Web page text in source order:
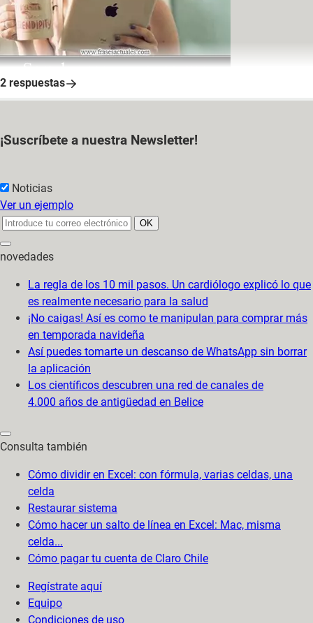
Moxhito-31 oct 2012 a las 19:12
2 respuestas
¡Suscríbete a nuestra Newsletter!
Noticias
Ver un ejemplo
novedades
La regla de los 10 mil pasos. Un cardiólogo explicó lo que
es realmente necesario para la salud
¡No caigas! Así es como te manipulan para comprar más
en temporada navideña
Así puedes tomarte un descanso de WhatsApp sin borrar
la aplicación
Los científicos descubren una red de canales de
4.000 años de antigüedad en Belice
Consulta también
Cómo dividir en Excel: con fórmula, varias celdas, una
celda
Restaurar sistema
Cómo hacer un salto de línea en Excel: Mac, misma
celda...
Cómo pagar tu cuenta de Claro Chile
Regístrate aquí
Equipo
Condiciones de uso